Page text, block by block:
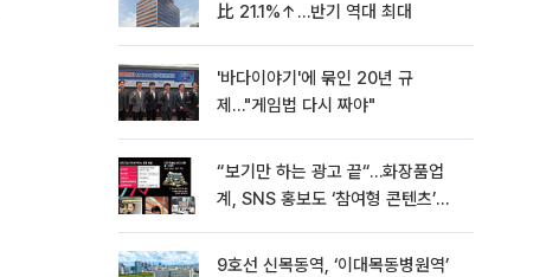
比 21.1%↑…반기 역대 최대
'바다이야기'에 묶인 20년 규
제…"게임법 다시 짜야"
“보기만 하는 광고 끝“…화장품업
계, SNS 홍보도 ‘참여형 콘텐츠’로
9호선 신목동역, ‘이대목동병원역’